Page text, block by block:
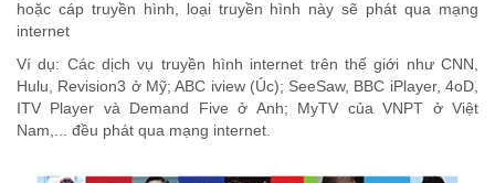
hoặc cáp truyền hình, loại truyền hình này sẽ phát qua mạng
internet
Ví dụ: Các dịch vụ truyền hình internet trên thế giới như CNN,
Hulu, Revision3 ở Mỹ; ABC iview (Úc); SeeSaw, BBC iPlayer, 4oD,
ITV Player và Demand Five ở Anh; MyTV của VNPT ở Việt
Nam,... đều phát qua mạng internet.